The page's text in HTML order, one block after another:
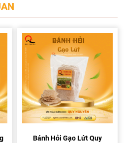
Bánh Hỏi Gạo Lứt Quy